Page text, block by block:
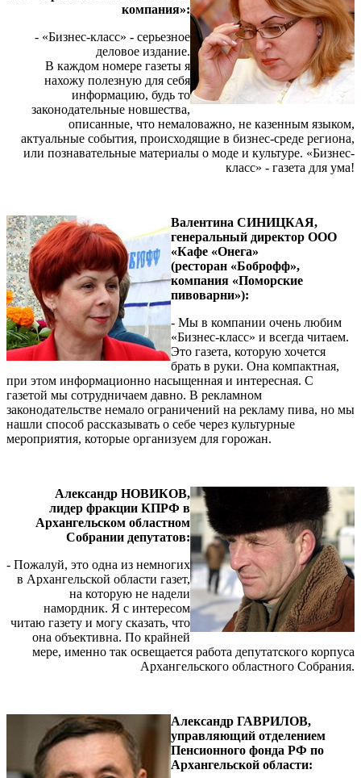
компания»:
- «Бизнес-класс» - серьезное
деловое издание.
В каждом номере газеты я
нахожу полезную для себя
информацию, будь то
законодательные новшества,
описанные, что немаловажно, не казенным языком,
актуальные события, происходящие в бизнес-среде региона,
или познавательные материалы о моде и культуре. «Бизнес-
класс» - газета для ума!
Валентина СИНИЦКАЯ,
генеральный директор ООО
«Кафе «Онега»
(ресторан «Боброфф»,
компания «Поморские
пивоварни»):
- Мы в компании очень любим
«Бизнес-класс» и всегда читаем.
Это газета, которую хочется
брать в руки. Она компактная,
при этом информационно насыщенная и интересная. С
газетой мы сотрудничаем давно. В рекламном
законодательстве немало ограничений на рекламу пива, но мы
нашли способ рассказывать о себе через культурные
мероприятия, которые организуем для горожан.
Александр НОВИКОВ,
лидер фракции КПРФ в
Архангельском областном
Собрании депутатов:
- Пожалуй, это одна из немногих
в Архангельской области газет,
на которую не надели
намордник. Я с интересом
читаю газету и могу сказать, что
она объективна. По крайней
мере, именно так освещается работа депутатского корпуса
Архангельского областного Собрания.
Александр ГАВРИЛОВ,
управляющий отделением
Пенсионного фонда РФ по
Архангельской области: